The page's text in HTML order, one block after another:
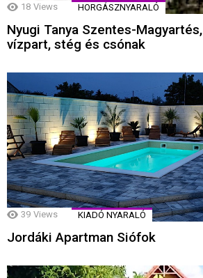
18 Views HORGÁSZNYARALÓ
Nyugi Tanya Szentes-
vízpart, stég és csónak
39 Views KIADÓ NYARALÓ
Jordáki Apartman Siófok